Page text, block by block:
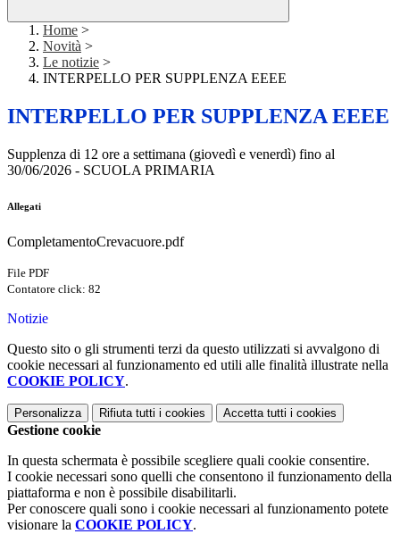
Home >
Novità >
Le notizie >
INTERPELLO PER SUPPLENZA EEEE
INTERPELLO PER SUPPLENZA EEEE
Supplenza di 12 ore a settimana (giovedì e venerdì) fino al
30/06/2026 - SCUOLA PRIMARIA
Allegati
CompletamentoCrevacuore.pdf
File PDF
Contatore click: 82
Notizie
Questo sito o gli strumenti terzi da questo utilizzati si avvalgono di
cookie necessari al funzionamento ed utili alle finalità illustrate nella
COOKIE POLICY.
Personalizza Rifiuta tutti i cookies Accetta tutti i cookies
Gestione cookie
In questa schermata è possibile scegliere quali cookie consentire.
I cookie necessari sono quelli che consentono il funzionamento della
piattaforma e non è possibile disabilitarli.
Per conoscere quali sono i cookie necessari al funzionamento potete
visionare la COOKIE POLICY.